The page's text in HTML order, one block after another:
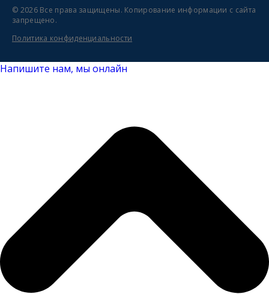
© 2026 Все права защищены. Копирование информации с сайта
запрещено.
Политика конфиденциальности
Напишите нам, мы онлайн